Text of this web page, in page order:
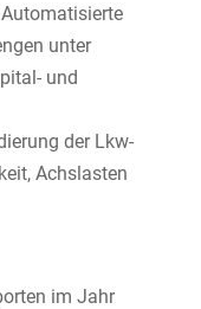
Automatisierte
unter
und
der Lkw-
Achslasten
im Jahr